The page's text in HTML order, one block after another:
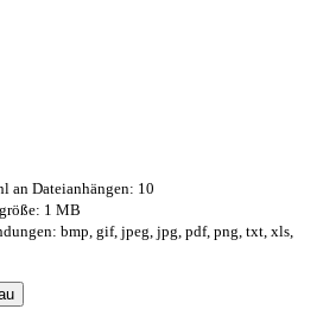
an Dateianhängen: 10
1 MB
bmp, gif, jpeg, jpg, pdf, png, txt, xls,